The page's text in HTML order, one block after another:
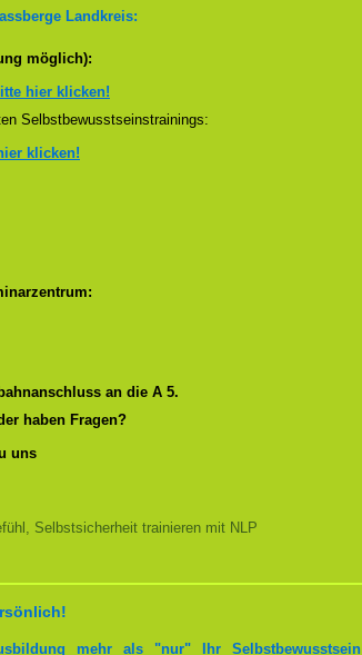
Landkreis:
möglich):
hier klicken!
Selbstbewusstseinstrainings:
klicken!
an die A 5.
haben Fragen?
uns
Selbstsicherheit trainieren mit NLP
mehr als "nur" Ihr Selbstbewusstsein